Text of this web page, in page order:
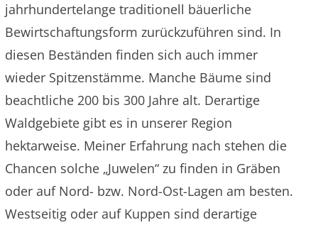
jahrhundertelange traditionell bäuerliche
Bewirtschaftungsform zurückzuführen sind. In
diesen Beständen finden sich auch immer
wieder Spitzenstämme. Manche Bäume sind
beachtliche 200 bis 300 Jahre alt. Derartige
Waldgebiete gibt es in unserer Region
hektarweise. Meiner Erfahrung nach stehen die
Chancen solche „Juwelen“ zu finden in Gräben
oder auf Nord- bzw. Nord-Ost-Lagen am besten.
Westseitig oder auf Kuppen sind derartige